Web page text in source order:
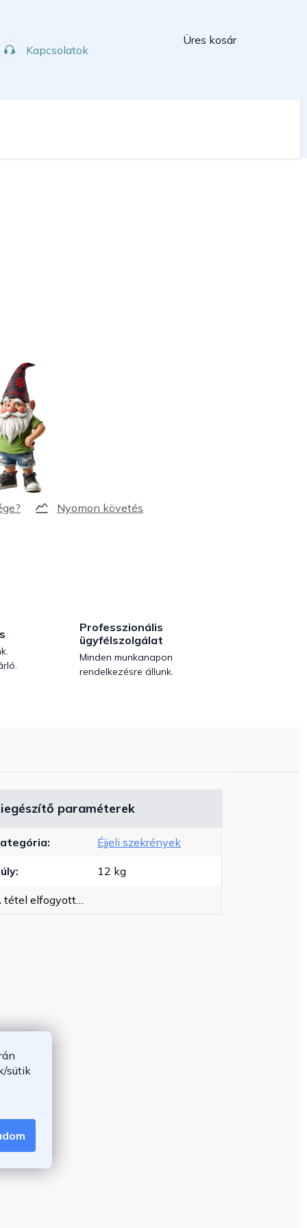
sütik
Kapcsolatok
Kosár
Üres kosár
Nyomon követés
Professzionális
ügyfélszolgálat
Minden munkanapon
rendelkezésre állunk.
paraméterek
: Éjjeli szekrények
: 12 kg
tétel elfogyott…